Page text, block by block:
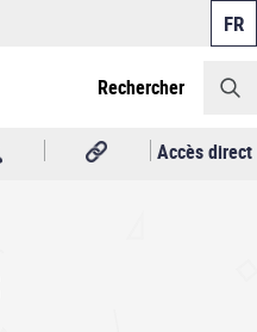
Rechercher
Accès direct